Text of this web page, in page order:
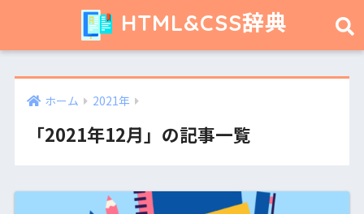
HTML&CSS辞典
ホーム 2021年
「2021年12月」の記事一覧